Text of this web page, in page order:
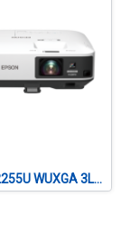
Epson EB-2255U WUXGA 3LCD Projector (5,000 lumens)